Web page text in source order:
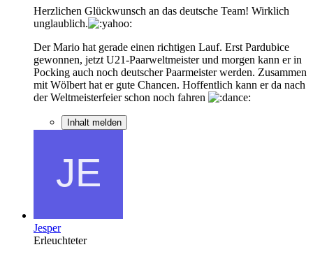
Herzlichen Glückwunsch an das deutsche Team! Wirklich
unglaublich.
Der Mario hat gerade einen richtigen Lauf. Erst Pardubice
gewonnen, jetzt U21-Paarweltmeister und morgen kann er in
Pocking auch noch deutscher Paarmeister werden. Zusammen
mit Wölbert hat er gute Chancen. Hoffentlich kann er da nach
der Weltmeisterfeier schon noch fahren
Inhalt melden
Jesper
Erleuchteter